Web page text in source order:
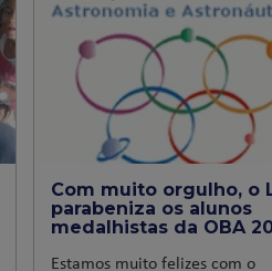
Com muito orgulho, o
parabeniza os alunos
medalhistas da OBA
Estamos muito felizes com o